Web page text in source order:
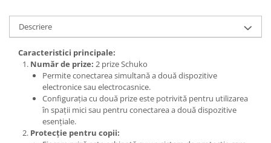
Multiprize
PRIZE SI FISE INDUSTRIALE
Conector
Prize
Stechere ( fise )
AUTOMATIZARI, PROTECTII SI COMANDA
Contactori
Elemente de comanda si semnalizare
Descriere
Caracteristici principale:
Număr de prize: 2 prize Schuko
Permite conectarea simultană a două dispozitive
electronice sau electrocasnice.
Configurația cu două prize este potrivită pentru utilizarea
în spații mici sau pentru conectarea a două dispozitive
esențiale.
Protecție pentru copii: